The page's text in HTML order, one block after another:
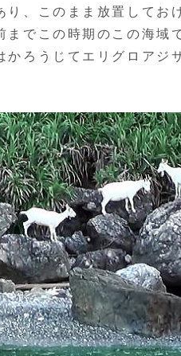
り、このまま放置してお
までこの時期のこの海域
かろうじてエリグロアジ